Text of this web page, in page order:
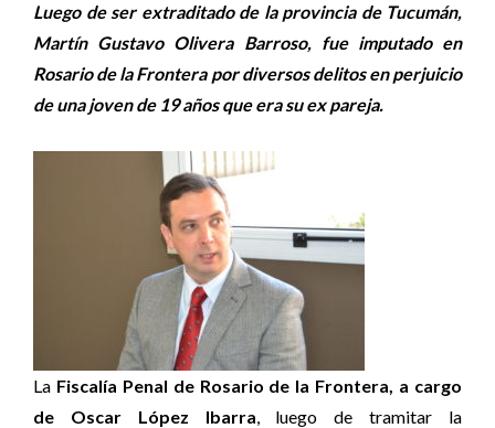
Luego de ser extraditado de la provincia de Tucumán,
Martín Gustavo Olivera Barroso, fue imputado en
Rosario de la Frontera por diversos delitos en perjuicio
de una joven de 19 años que era su ex pareja.
La Fiscalía Penal de Rosario de la Frontera, a cargo
de Oscar López Ibarra, luego de tramitar la